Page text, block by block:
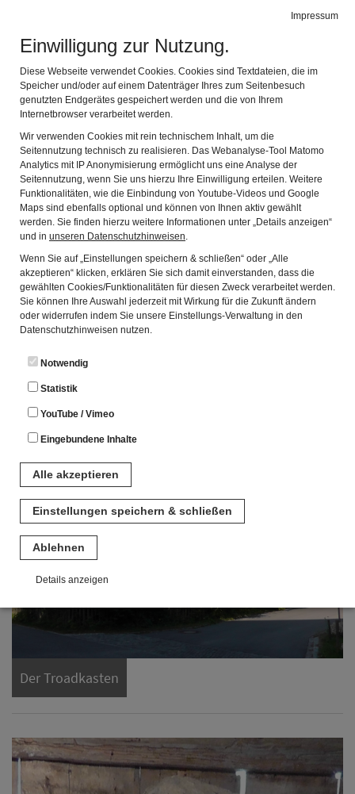
Impressum
Einwilligung zur Nutzung.
Diese Webseite verwendet Cookies. Cookies sind Textdateien, die im
Speicher und/oder auf einem Datenträger Ihres zum Seitenbesuch
genutzten Endgerätes gespeichert werden und die von Ihrem
Internetbrowser verarbeitet werden.
Wir verwenden Cookies mit rein technischem Inhalt, um die
Seitennutzung technisch zu realisieren. Das Webanalyse-Tool Matomo
Analytics mit IP Anonymisierung ermöglicht uns eine Analyse der
Seitennutzung, wenn Sie uns hierzu Ihre Einwilligung erteilen. Weitere
Funktionalitäten, wie die Einbindung von Youtube-Videos und Google
Maps sind ebenfalls optional und können von Ihnen aktiv gewählt
werden. Sie finden hierzu weitere Informationen unter „Details anzeigen“
und in unseren Datenschutzhinweisen.
Wenn Sie auf „Einstellungen speichern & schließen“ oder „Alle
akzeptieren“ klicken, erklären Sie sich damit einverstanden, dass die
gewählten Cookies/Funktionalitäten für diesen Zweck verarbeitet werden.
Sie können Ihre Auswahl jederzeit mit Wirkung für die Zukunft ändern
oder widerrufen indem Sie unsere Einstellungs-Verwaltung in den
Datenschutzhinweisen nutzen.
Notwendig
Statistik
YouTube / Vimeo
Eingebundene Inhalte
Alle akzeptieren
Einstellungen speichern & schließen
Ablehnen
Details anzeigen
Notwendig
Diese Cookies sind für den Betrieb der Seite unbedingt notwendig.
ausschließlich auf unseren eigenen Servern gespeichert. Eine
Übertragung an Dritte erfolgt nicht. Wir verwenden die Funktion
AnonymizeIP zur Anonymisierung Ihrer IP-Adresse, so dass diese gekürzt
wird und nicht mehr Ihrem Besuch auf unserer Internetseite zugeordnet
Troadkasten
beim Garnerhof in Arget als Lagerstätte für Getreide
erbaut.
Nach der Versetzung 1988 und vorbildlicher
Renovierung konnte der Troadkasten mit
Unterstützung des Landkreises München im Gelände
des alten Argeter Pfarrhofs wieder aufgestellt werden.
Er zählt zu den ältesten und bedeutendsten
Baudenkmälern im Landkreis. Besonders wertvoll sind
am Gebäude.
Der Troadkasten